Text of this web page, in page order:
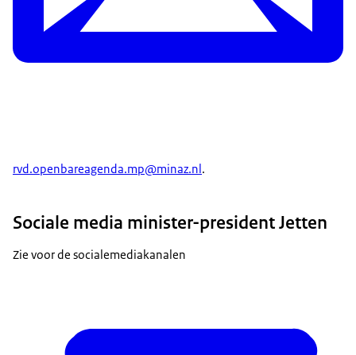
rvd.openbareagenda.mp@minaz.nl .
Sociale media minister-president Jetten
Zie voor de socialemediakanalen